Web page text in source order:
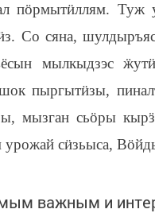
пӧрмытӥллям. Туж
з. Со сяна,
мылкыдзэс ӝутӥ
пыргытӥзы,
мызган сьӧры кырӟ
урожай сӥзьыса, Вӧ
важным и